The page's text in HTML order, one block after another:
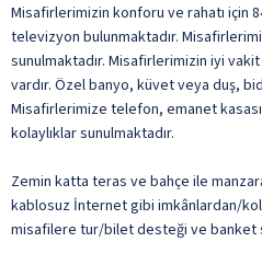
Misafirlerimizin konforu ve rahatı için
televizyon bulunmaktadır.
sunulmaktadır. Misafirlerimizin iyi
vardır. Özel banyo, küvet veya duş,
Misafirlerimize telefon, emanet
kolaylıklar sunulmaktadır.
Zemin katta teras ve bahçe ile
kablosuz İnternet gibi imkânlardan/
misafilere tur/bilet desteği ve banket